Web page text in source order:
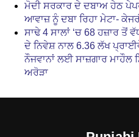
ਮੋਦੀ ਸਰਕਾਰ ਦੇ ਦਬਾਅ ਹੇਠ
ਆਵਾਜ਼ ਨੂੰ ਦਬਾ ਰਿਹਾ ਮੇਟਾ-
ਸਾਢੇ 4 ਸਾਲਾਂ ‘ਚ 68 ਹਜ਼ਾਰ ਤੋਂ
ਦੇ ਨਿਵੇਸ਼ ਨਾਲ 6.36 ਲੱਖ
ਨੌਜਵਾਨਾਂ ਲਈ ਸਾਜ਼ਗਾਰ ਮਾਹੌਲ
ਅਰੋੜਾ